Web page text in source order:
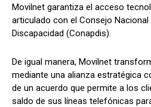
Movilnet garantiza el acceso
articulado con el Consejo
Discapacidad (Conapdis).
De igual manera, Movilnet
mediante una alianza estratégica
de un acuerdo que permite a los
saldo de sus líneas telefónicas